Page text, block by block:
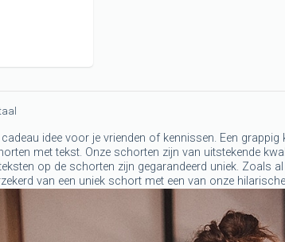
idee voor je vrienden of kennissen. Een
met tekst. Onze schorten zijn van uitstekende
op de schorten zijn gegarandeerd uniek. Zoals
van een uniek schort met een van onze